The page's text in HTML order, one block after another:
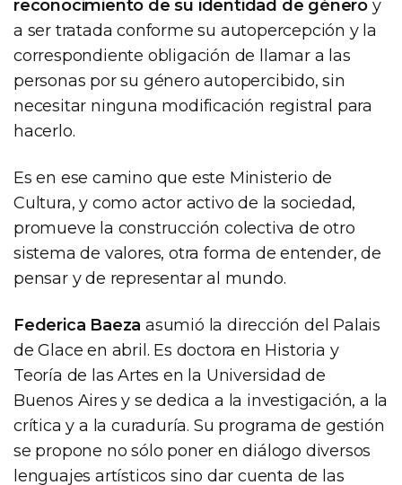
reconocimiento de su identidad de género y
a ser tratada conforme su autopercepción y la
correspondiente obligación de llamar a las
personas por su género autopercibido, sin
necesitar ninguna modificación registral para
hacerlo.
Es en ese camino que este Ministerio de
Cultura, y como actor activo de la sociedad,
promueve la construcción colectiva de otro
sistema de valores, otra forma de entender, de
pensar y de representar al mundo.
Federica Baeza asumió la dirección del Palais
de Glace en abril. Es doctora en Historia y
Teoría de las Artes en la Universidad de
Buenos Aires y se dedica a la investigación, a la
crítica y a la curaduría. Su programa de gestión
se propone no sólo poner en diálogo diversos
lenguajes artísticos sino dar cuenta de las